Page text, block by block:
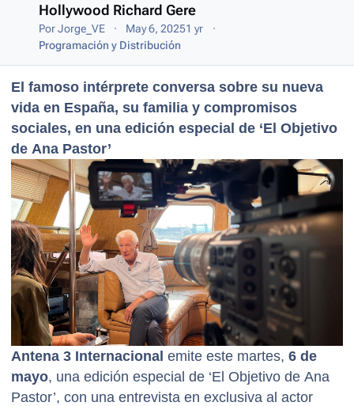
Hollywood Richard Gere
PorJorge_VE May 6, 20251 yr
Programación y Distribución
El famoso intérprete conversa sobre su nueva
vida en España, su familia y compromisos
sociales, en una edición especial de ‘El Objetivo
de Ana Pastor’
Antena 3 Internacional emite este martes, 6 de
mayo, una edición especial de ‘El Objetivo de Ana
Pastor’, con una entrevista en exclusiva al actor